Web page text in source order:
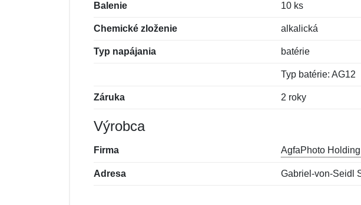
Balenie 10 ks
Chemické zloženie alkalická
Typ napájania batérie
Typ batérie: AG12
Záruka 2 roky
Výrobca
Firma AgfaPhoto Holding
Adresa Gabriel-von-Seidl